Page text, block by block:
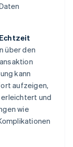
über den
kann
aufzeigen,
und
wie